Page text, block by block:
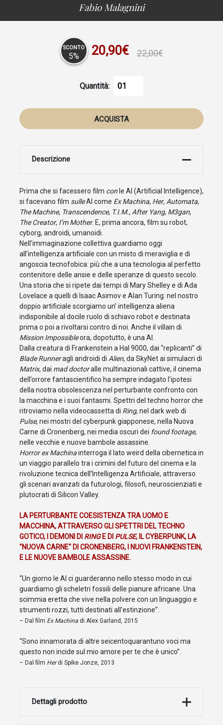
Fabio Malagnini
SCONTO
5% 20,90€ 22,00€
Quantità:
ACQUISTA
Descrizione
Prima che si facessero film conle AI (Artificial Intelligence),
si facevano film sulleAI come Ex Machina, Her, Automata,
The Machine, Transcendence, T.I.M., After Yang, M3gan,
The Creator, I’m Mother. E, prima ancora, film su robot,
cyborg, androidi, umanoidi.
Nell’immaginazione collettiva guardiamo oggi
all’intelligenza artificiale con un misto di meraviglia e di
angoscia tecnofobica: più che a una tecnologia al perfetto
contenitore delle ansie e delle speranze di questo secolo.
Una storia che si ripete dai tempi di Mary Shelley e di Ada
Lovelace a quelli di Isaac Asimov e Alan Turing: nel nostro
doppio artificiale scorgiamo un’ intelligenza aliena
indisponibile al docile ruolo di schiavo robot e destinata
prima o poi a rivoltarsi contro di noi. Anche il villain di
Mission Impossibleora, dopotutto, è una AI.
Dalla creatura di Frankenstein a Hal 9000, dai “replicanti” di
Blade Runneragli androidi di Alien, da SkyNet ai simulacri di
Matrix, dai mad doctoralle multinazionali cattive, il cinema
dell’orrore fantascientifico ha sempre indagato l’ipotesi
della nostra obsolescenza nel perturbante confronto con
la macchina e i suoi fantasmi. Spettri del techno horror che
ritroviamo nella videocassetta di Ring, nel dark web di
Pulse, nei mostri del cyberpunk giapponese, nella Nuova
Carne di Cronenberg, nei media oscuri dei found footage,
nelle vecchie e nuove bambole assassine.
Horror ex Machinainterroga il lato weird della cibernetica in
un viaggio parallelo tra i crimini del futuro del cinema e la
rivoluzione tecnica dell’Intelligenza Artificiale, attraverso
gli scenari avanzati da futurologi, filosofi, neuroscienziati e
plutocrati di Silicon Valley.
LA PERTURBANTE COESISTENZA TRA UOMO E
MACCHINA, ATTRAVERSO GLI SPETTRI DEL TECHNO
GOTICO, I DEMONI DI RINGE DI PULSE,IL CYBERPUNK, LA
"NUOVA CARNE" DI CRONENBERG, I NUOVI FRANKENSTEIN,
E LE NUOVE BAMBOLE ASSASSINE.
“Un giorno le AI ci guarderanno nello stesso modo in cui
guardiamo gli scheletri fossili delle pianure africane. Una
scimmia eretta che vive nella polvere con un linguaggio e
strumenti rozzi, tutti destinati all’estinzione”.
– Dal film Ex Machina di Alex Garland, 2015
“Sono innamorata di altre seicentoquarantuno voci ma
questo non incide sul mio amore per te che è unico”.
– Dal film Herdi Spike Jonze, 2013
Dettagli prodotto